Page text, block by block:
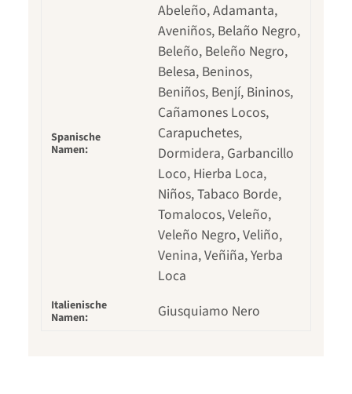
Spanische
Namen:
Abeleño, Adamanta,
Aveniños, Belaño Negro,
Beleño, Beleño Negro,
Belesa, Beninos,
Beniños, Benjí, Bininos,
Cañamones Locos,
Carapuchetes,
Dormidera, Garbancillo
Loco, Hierba Loca,
Niños, Tabaco Borde,
Tomalocos, Veleño,
Veleño Negro, Veliño,
Venina, Veñiña, Yerba
Loca
Italienische
Namen:
Giusquiamo Nero